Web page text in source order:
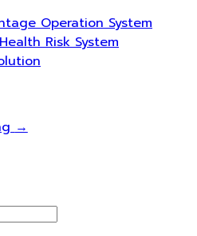
Operation System
Risk System
→